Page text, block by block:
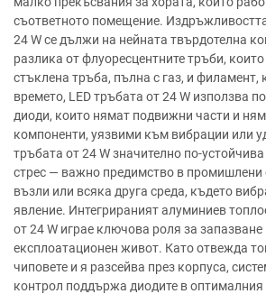
съответното помещение.
24 W се дължи на нейната твърдотелна
разлика от флуоресцентните тръби,
стъклена тръба, пълна с газ, и филамент,
времето, LED тръбата от 24 W използва
диоди, които нямат подвижни части и
компоненти, уязвими към вибрации или
тръбата от 24 W значително по-
стрес — важно предимство в промишлени
възли или всяка друга среда, където
явление. Интегрираният алуминиев
от 24 W играе ключова роля за запазване
експлоатационен живот. Като отвежда
чиповете и я разсейва през корпуса,
контрол поддържа диодите в оптималния